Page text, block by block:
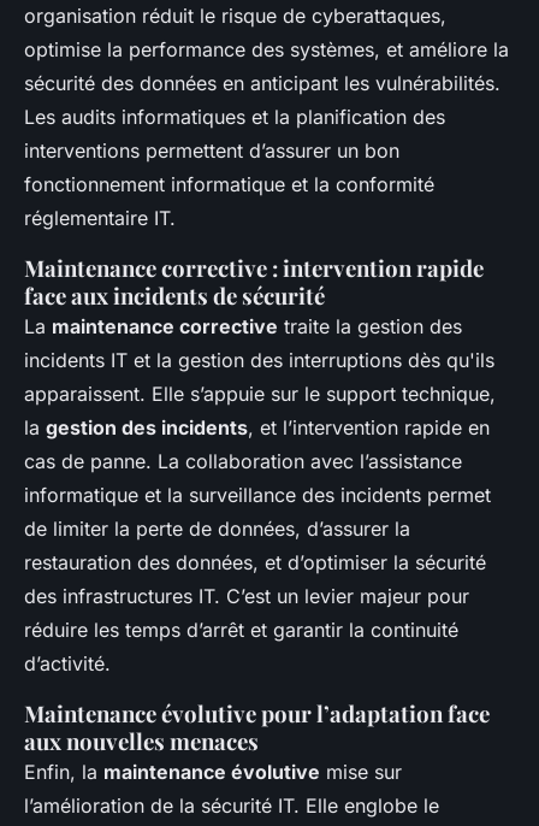
organisation réduit le risque de cyberattaques,
optimise la performance des systèmes, et améliore la
sécurité des données en anticipant les vulnérabilités.
Les audits informatiques et la planification des
interventions permettent d’assurer un bon
fonctionnement informatique et la conformité
réglementaire IT.
Maintenance corrective : intervention rapide
face aux incidents de sécurité
La maintenance corrective traite la gestion des
incidents IT et la gestion des interruptions dès qu'ils
apparaissent. Elle s’appuie sur le support technique,
la gestion des incidents, et l’intervention rapide en
cas de panne. La collaboration avec l’assistance
informatique et la surveillance des incidents permet
de limiter la perte de données, d’assurer la
restauration des données, et d’optimiser la sécurité
des infrastructures IT. C’est un levier majeur pour
réduire les temps d’arrêt et garantir la continuité
d’activité.
Maintenance évolutive pour l’adaptation face
aux nouvelles menaces
Enfin, la maintenance évolutive mise sur
l’amélioration de la sécurité IT. Elle englobe le